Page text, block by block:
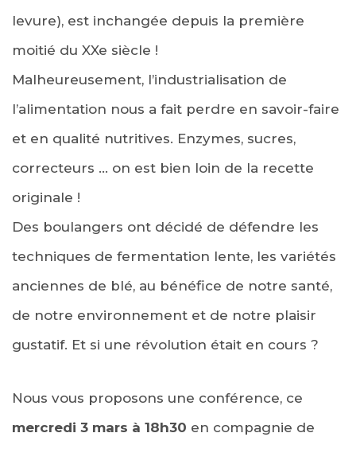
levure), est inchangée depuis la première
moitié du XXe siècle !
Malheureusement, l’industrialisation de
l’alimentation nous a fait perdre en savoir-faire
et en qualité nutritives. Enzymes, sucres,
correcteurs … on est bien loin de la recette
originale !
Des boulangers ont décidé de défendre les
techniques de fermentation lente, les variétés
anciennes de blé, au bénéfice de notre santé,
de notre environnement et de notre plaisir
gustatif. Et si une révolution était en cours ?
Nous vous proposons une conférence, ce
mercredi 3 mars à 18h30 en compagnie de